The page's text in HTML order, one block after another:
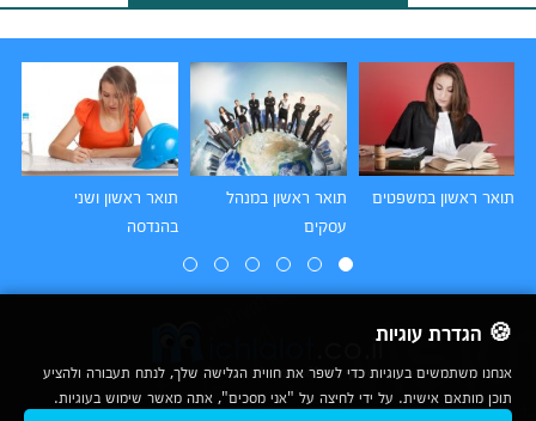
תואר ראשון במשפטים
תואר ראשון במנהל
עסקים
תואר ראשון ושני
בהנדסה
🍪 הגדרת עוגיות
אנחנו משתמשים בעוגיות כדי לשפר את חווית הגלישה שלך, לנתח תעבורה ולהציע
תוכן מותאם אישית. על ידי לחיצה על "אני מסכים", אתה מאשר שימוש בעוגיות.